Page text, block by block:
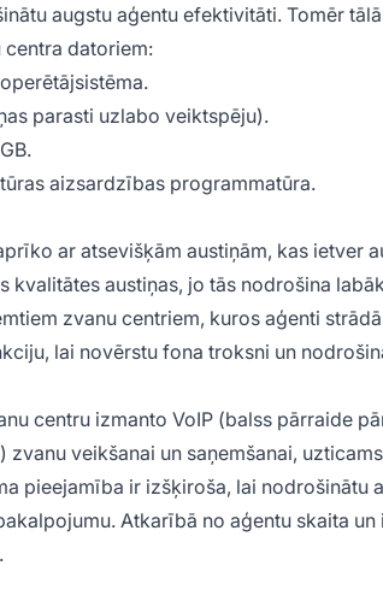
augstu aģentu efektivitāti. Tomēr
datoriem:
parasti uzlabo veiktspēju).
aizsardzības programmatūra.
ar atsevišķām austiņām, kas ietver
kvalitātes austiņas, jo tās nodrošina
zvanu centriem, kuros aģenti
lai novērstu fona troksni un
centru izmanto VoIP (balss pārraide
veikšanai un saņemšanai,
pieejamība ir izšķiroša, lai nodrošinātu
Atkarībā no aģentu skaita